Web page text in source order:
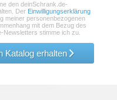
den deinSchrank.de-
Der Einwilligungserklärung
meiner personenbezogenen
mit dem Bezug des
Newsletters stimme ich zu.
Katalog erhalten